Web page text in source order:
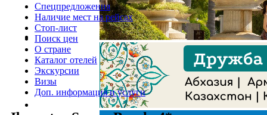
Спецпредложения
Наличие мест на рейсах
Стоп-лист
Поиск цен
О стране
Каталог отелей
Экскурсии
Визы
Доп. информация и услуги